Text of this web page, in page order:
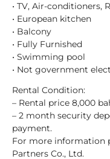
• TV, Air-conditioners,
• European kitchen
• Balcony
• Fully Furnished
• Swimming pool
• Not government
Rental Condition:
– Rental price 8,000
– 2 month security
payment.
For more information
Partners Co., Ltd.